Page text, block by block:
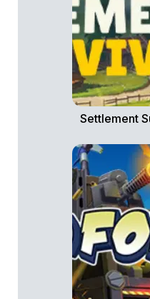
Settlement